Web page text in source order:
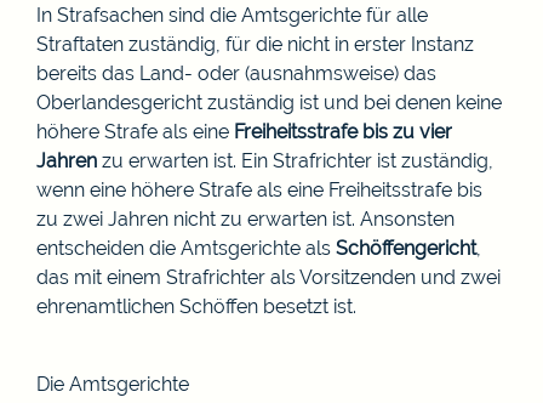
In Strafsachen sind die Amtsgerichte für alle
Straftaten zuständig, für die nicht in erster Instanz
bereits das Land- oder (ausnahmsweise) das
Oberlandesgericht zuständig ist und bei denen keine
höhere Strafe als eine Freiheitsstrafe bis zu vier
Jahren zu erwarten ist. Ein Strafrichter ist zuständig,
wenn eine höhere Strafe als eine Freiheitsstrafe bis
zu zwei Jahren nicht zu erwarten ist. Ansonsten
entscheiden die Amtsgerichte als Schöffengericht,
das mit einem Strafrichter als Vorsitzenden und zwei
ehrenamtlichen Schöffen besetzt ist.
Die Amtsgerichte